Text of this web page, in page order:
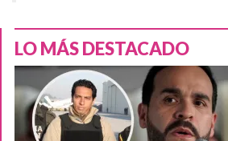
LO MÁS DESTACADO